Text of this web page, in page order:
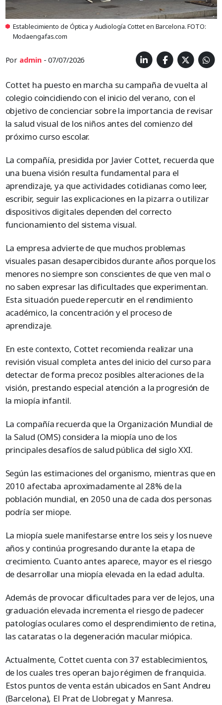
Establecimiento de Óptica y Audiología Cottet en Barcelona. FOTO:
Modaengafas.com
Por admin- 07/07/2026
Cottet ha puesto en marcha su campaña de vuelta al
colegio coincidiendo con el inicio del verano, con el
objetivo de concienciar sobre la importancia de revisar
la salud visual de los niños antes del comienzo del
próximo curso escolar.
La compañía, presidida por Javier Cottet, recuerda que
una buena visión resulta fundamental para el
aprendizaje, ya que actividades cotidianas como leer,
escribir, seguir las explicaciones en la pizarra o utilizar
dispositivos digitales dependen del correcto
funcionamiento del sistema visual.
La empresa advierte de que muchos problemas
visuales pasan desapercibidos durante años porque los
menores no siempre son conscientes de que ven mal o
no saben expresar las dificultades que experimentan.
Esta situación puede repercutir en el rendimiento
académico, la concentración y el proceso de
aprendizaje.
En este contexto, Cottet recomienda realizar una
revisión visual completa antes del inicio del curso para
detectar de forma precoz posibles alteraciones de la
visión, prestando especial atención a la progresión de
la miopía infantil.
La compañía recuerda que la Organización Mundial de
la Salud (OMS) considera la miopía uno de los
principales desafíos de salud pública del siglo XXI.
Según las estimaciones del organismo, mientras que en
2010 afectaba aproximadamente al 28% de la
población mundial, en 2050 una de cada dos personas
podría ser miope.
La miopía suele manifestarse entre los seis y los nueve
años y continúa progresando durante la etapa de
crecimiento. Cuanto antes aparece, mayor es el riesgo
de desarrollar una miopía elevada en la edad adulta.
Además de provocar dificultades para ver de lejos, una
graduación elevada incrementa el riesgo de padecer
patologías oculares como el desprendimiento de retina,
las cataratas o la degeneración macular miópica.
Actualmente, Cottet cuenta con 37 establecimientos,
de los cuales tres operan bajo régimen de franquicia.
Estos puntos de venta están ubicados en Sant Andreu
(Barcelona), El Prat de Llobregat y Manresa.